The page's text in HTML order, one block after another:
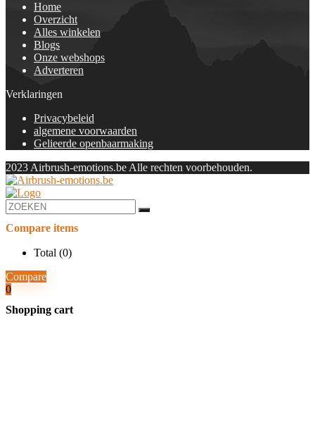
Home
Overzicht
Alles winkelen
Blogs
Onze webshops
Adverteren
Verklaringen
Privacybeleid
algemene voorwaarden
Gelieerde openbaarmaking
2023 Airbrush-emotions.be Alle rechten voorbehouden.
Compare items
Total (0)
Compare
0
Shopping cart